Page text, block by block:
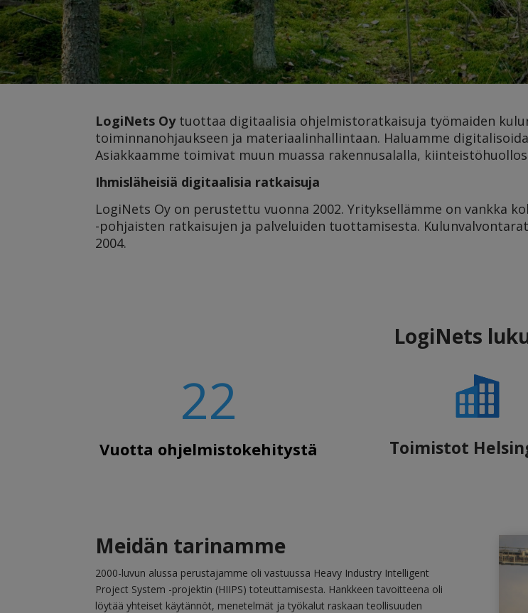
LogiNets Oytuottaa digitaalisia ohjelmistoratkaisuja työmaiden
toiminnanohjaukseen ja materiaalinhallintaan. Haluamme
Asiakkaamme toimivat muun muassa rakennusalalla,
Ihmisläheisiä digitaalisia ratkaisuja
LogiNets Oy on perustettu vuonna 2002. Yrityksellämme on vankka
-pohjaisten ratkaisujen ja palveluiden tuottamisesta.
2004.
LogiNets
22
Vuotta ohjelmistokehitystä Toimistot
Meidän tarinamme
2000-luvun alussa perustajamme oli vastuussa Heavy Industry Intelligent
Project System -projektin (HIIPS) toteuttamisesta. Hankkeen tavoitteena oli
löytää yhteiset käytännöt, menetelmät ja työkalut raskaan teollisuuden